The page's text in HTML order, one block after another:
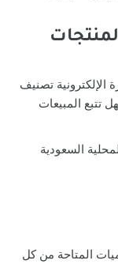
الإلكترونية تصنيف
تتبع المبيعات
السعودية
المتاحة من كل